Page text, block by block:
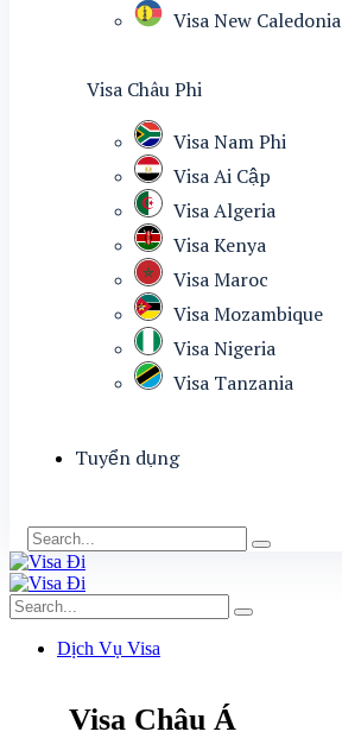
Visa New Caledonia
Visa Châu Phi
Visa Nam Phi
Visa Ai Cập
Visa Algeria
Visa Kenya
Visa Maroc
Visa Mozambique
Visa Nigeria
Visa Tanzania
Tuyển dụng
Dịch Vụ Visa
Visa Châu Á